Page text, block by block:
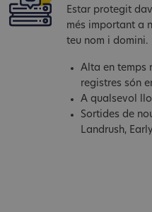
Estar protegit
més important a
teu nom i domini.
Alta en temps
registres són
A qualsevol
Sortides de
Landrush,